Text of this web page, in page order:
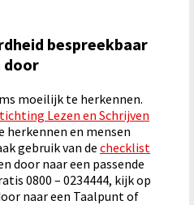
bespreekbaar
door
moeilijk te herkennen.
Lezen en Schrijven
en mensen
gebruik van de checklist
door naar een passende
0800 – 0234444, kijk op
naar een Taalpunt of